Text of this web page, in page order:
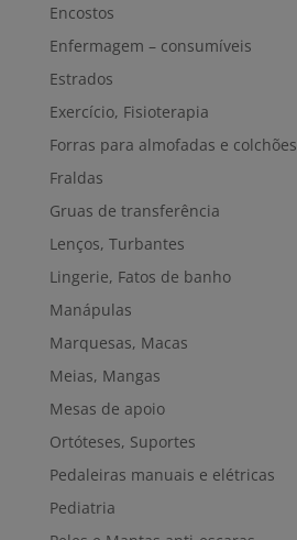
Encostos
Enfermagem – consumíveis
Estrados
Exercício, Fisioterapia
Forras para almofadas e colchões
Fraldas
Gruas de transferência
Lenços, Turbantes
Lingerie, Fatos de banho
Manápulas
Marquesas, Macas
Meias, Mangas
Mesas de apoio
Ortóteses, Suportes
Pedaleiras manuais e elétricas
Pediatria